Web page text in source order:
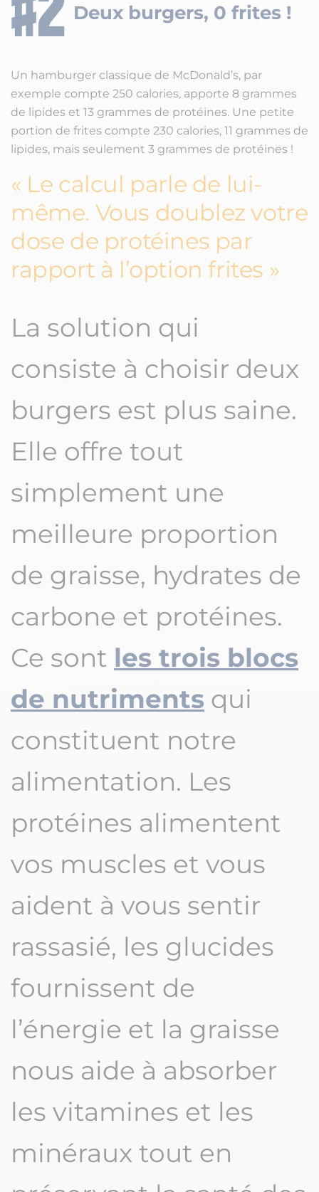
Deux burgers, 0 frites !
Un hamburger classique de McDonald’s, par
exemple compte 250 calories, apporte 8 grammes
de lipides et 13 grammes de protéines. Une petite
portion de frites compte 230 calories, 11 grammes de
lipides, mais seulement 3 grammes de protéines !
Le calcul parle de lui-
même. Vous doublez votre
dose de protéines par
rapport à l’option frites
La solution qui
consiste à choisir deux
burgers est plus saine.
Elle offre tout
simplement une
meilleure proportion
de graisse, hydrates de
carbone et protéines.
Ce sont les trois blocs
de nutriments qui
constituent notre
alimentation. Les
protéines alimentent
vos muscles et vous
aident à vous sentir
rassasié, les glucides
fournissent de
l’énergie et la graisse
nous aide à absorber
les vitamines et les
minéraux tout en